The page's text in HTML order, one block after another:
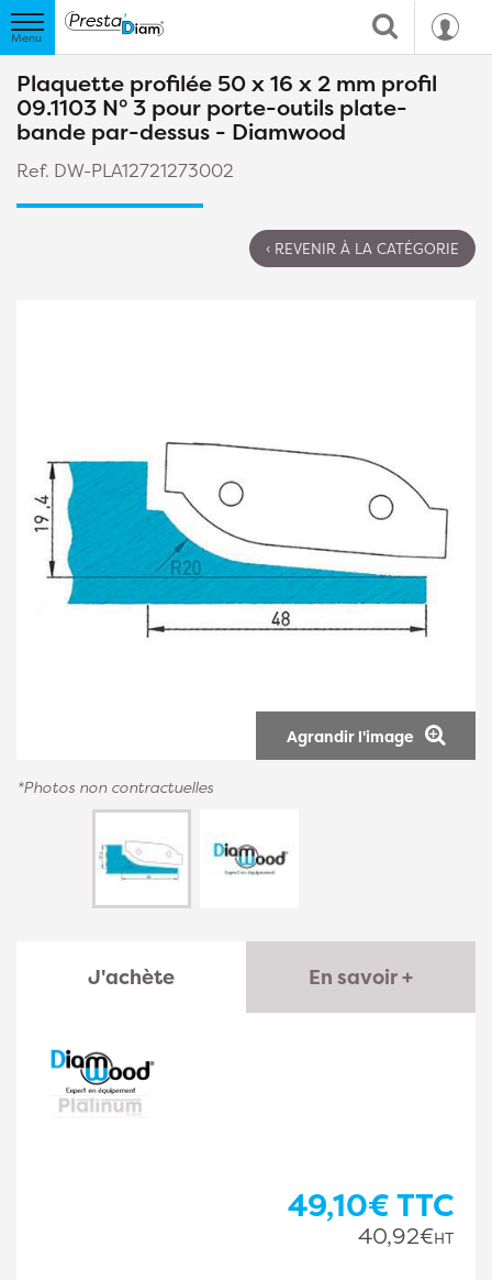
Plaquette profilée 50 x 16 x 2 mm profil
09.1103 N° 3 pour porte-outils plate-
bande par-dessus - Diamwood
Ref. DW-PLA12721273002
‹ REVENIR À LA CATÉGORIE
Agrandir l'image
*Photos non contractuelles
J'achète En savoir +
49,10€TTC
40,92€HT